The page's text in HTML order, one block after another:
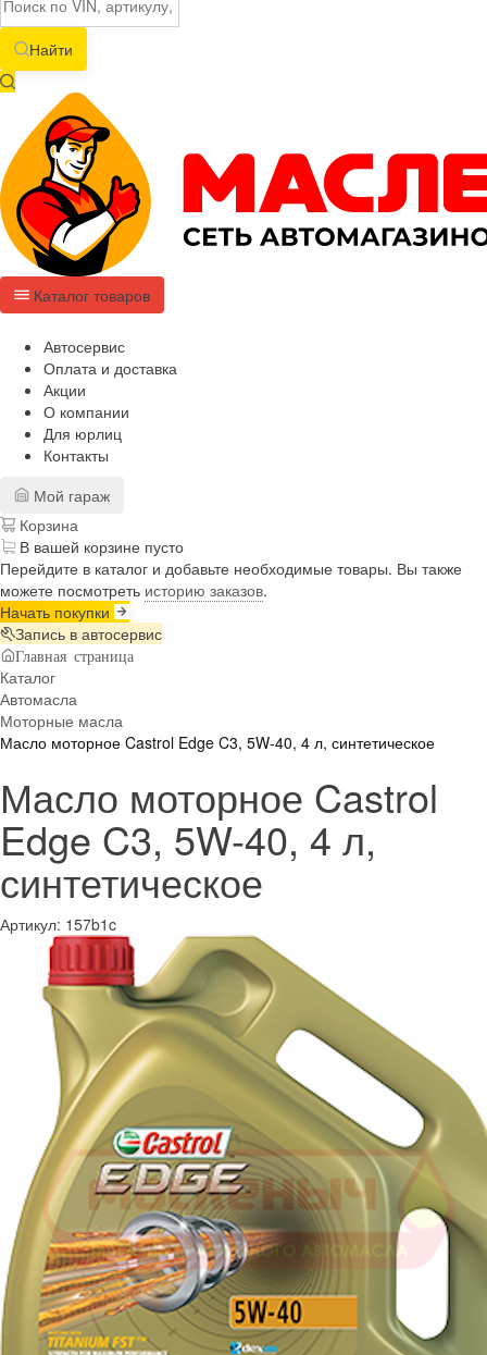
Найти
Каталог товаров
Автосервис
Оплата и доставка
Акции
О компании
Для юрлиц
Контакты
Мой гараж
Корзина
В вашей корзине пусто
Перейдите в каталог и добавьте необходимые товары. Вы также
можете посмотреть историю заказов.
Начать покупки
Запись в автосервис
Главная страница
Каталог
Автомасла
Моторные масла
Масло моторное Castrol Edge C3, 5W-40, 4 л, синтетическое
Масло моторное Castrol
Edge C3, 5W-40, 4 л,
синтетическое
Артикул: 157b1c